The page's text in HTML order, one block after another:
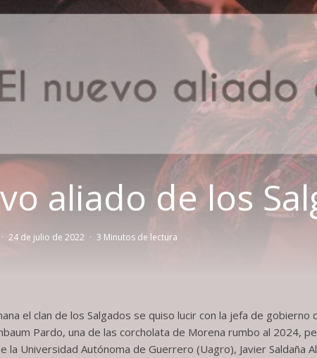
aliado de los
· 24 de julio de 2022 · 3 Minutos de lectura
el clan de los Salgados se quiso lucir con la jefa de gobierno
Pardo, una de las corcholata de Morena rumbo al 2024,
la Universidad Autónoma de Guerrero (Uagro), Javier Saldaña